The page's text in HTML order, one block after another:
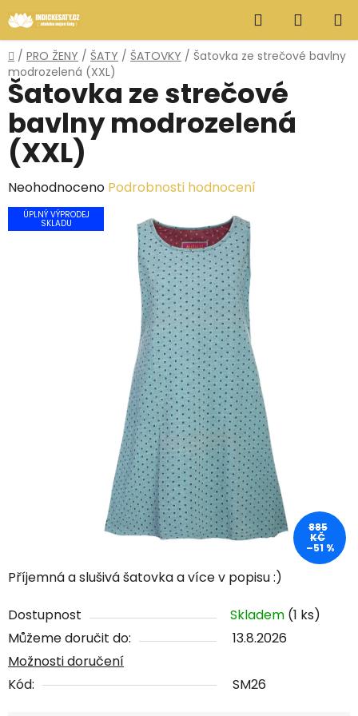
na
obsah
Hledat
KOŠÍK
Domů
/ PRO ŽENY / ŠATY / ŠATOVKY / Šatovka ze strečové bavlny
modrozelená (XXL)
Příjemná a slušivá šatovka a více v popisu :)
Dostupnost Skladem (1 ks)
Můžeme doručit do:
13.8.2026
Možnosti doručení
Kód:
SM26
Šatovka ze strečové
bavlny modrozelená
(XXL)
Průměrné
hodnocení
produktu
Neohodnoceno Podrobnosti hodnocení
ÚPLNÝ VÝPRODEJ
SKLADU
885
KČ
–51 %